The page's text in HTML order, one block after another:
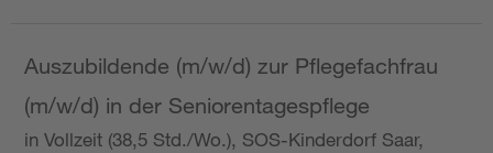
Auszubildende (m/w/d) zur Pflegefachfrau
(m/w/d) in der Seniorentagespflege
in Vollzeit (38,5 Std./Wo.), SOS-Kinderdorf Saar,